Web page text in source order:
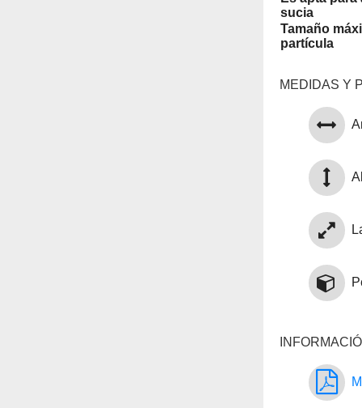
sucia
Tamaño
partícula
MEDIDAS Y